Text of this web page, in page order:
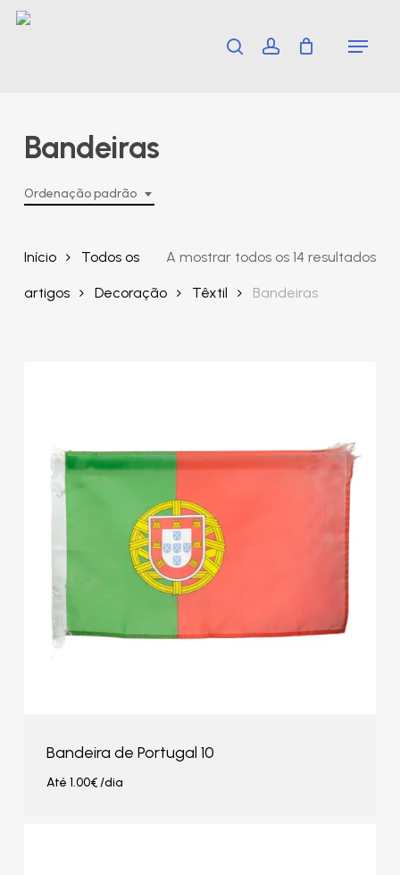
Skip
search account Menu
Bandeiras
Ordenação padrão
A mostrar todos os 14 resultados
Início Todos os
artigos Decoração Têxtil Bandeiras
Bandeira de Portugal 10
Até 1.00€/dia